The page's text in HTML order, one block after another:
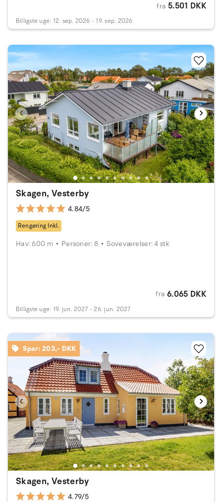
fra 5.501 DKK
Billigste uge: 12. sep. 2026 - 19. sep. 2026
Skagen, Vesterby
4.84/5
Rengøring Inkl.
Hav: 600 m Personer: 8 Soveværelser: 4 stk
fra 6.065 DKK
Billigste uge: 19. jun. 2027 - 26. jun. 2027
Spar: 203,- DKK
Skagen, Vesterby
4.79/5